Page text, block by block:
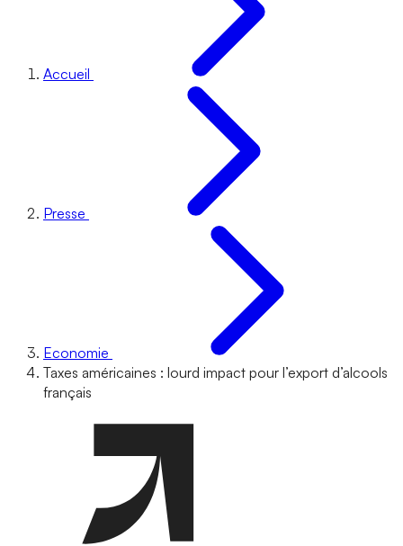
Accueil
Presse
Economie
Taxes américaines : lourd impact pour l’export d’alcools
français